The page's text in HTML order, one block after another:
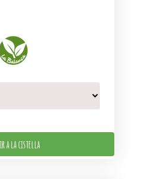
a la cistella